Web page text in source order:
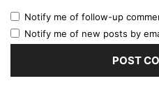
Notify me of follow-up
Notify me of new posts by